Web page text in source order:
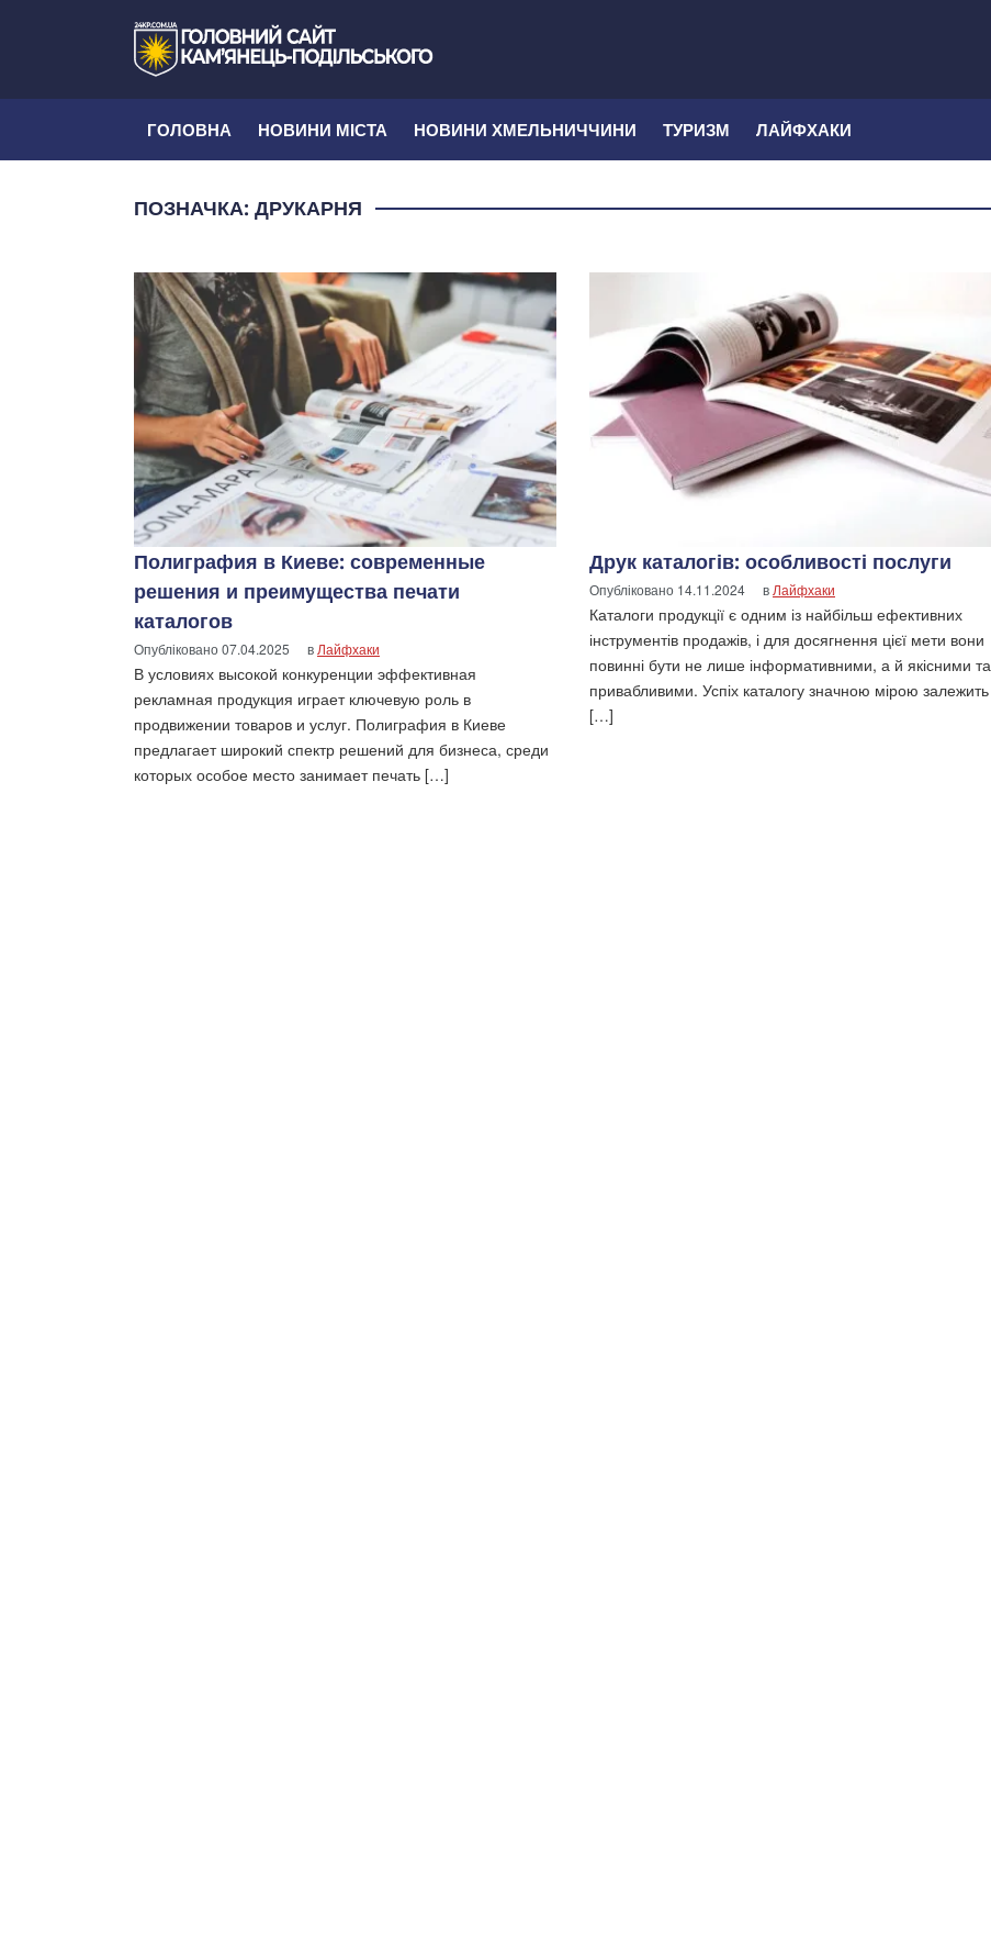
ГОЛОВНА НОВИНИ МІСТА НОВИНИ ХМЕЛЬНИЧЧИНИ ТУРИЗМ ЛАЙФХАКИ
ПОЗНАЧКА: ДРУКАРНЯ
Полиграфия в Киеве: современные
решения и преимущества печати
каталогов
Опубліковано07.04.2025 в Лайфхаки
В условиях высокой конкуренции эффективная
рекламная продукция играет ключевую роль в
продвижении товаров и услуг. Полиграфия в Киеве
предлагает широкий спектр решений для бизнеса, среди
которых особое место занимает печать […]
Друк каталогів: особливості послуги
Опубліковано 14.11.2024 в Лайфхаки
Каталоги продукції є одним із найбільш ефективних
інструментів продажів, і для досягнення цієї мети вони
повинні бути не лише інформативними, а й якісними та
привабливими. Успіх каталогу значною мірою залежить
[…]